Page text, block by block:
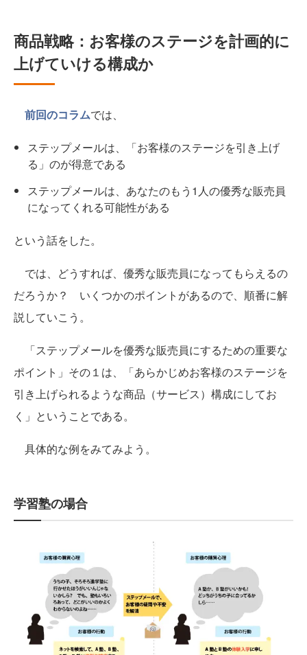
商品戦略：お客様のステージを計画的に
上げていける構成か
前回のコラムでは、
ステップメールは、「お客様のステージを引き上げ
る」のが得意である
ステップメールは、あなたのもう1人の優秀な販売員
になってくれる可能性がある
という話をした。
では、どうすれば、優秀な販売員になってもらえるの
だろうか？ いくつかのポイントがあるので、順番に解
説していこう。
「ステップメールを優秀な販売員にするための重要な
ポイント」その１は、「あらかじめお客様のステージを
引き上げられるような商品（サービス）構成にしてお
く」ということである。
具体的な例をみてみよう。
学習塾の場合